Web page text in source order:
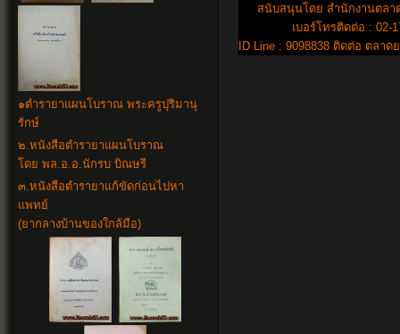
๑ตำรายาแผนโบราณ พระครูปุริมานุ
รักษ์
๒.หนังสือตำรายาแผนโบราณ
โดย พล.อ.อ.นักรบ บิณษรี
๓.หนังสือตำรายาแก้ขัดก่อนไปหา
แพทย์
(ยากลางบ้านของใกล้มือ)
สนับสนุนโดย สำนักงานตลา
เบอร์โทรติดต่อ : 02-
ID Line : 9098838 ติดต่อ ตลา